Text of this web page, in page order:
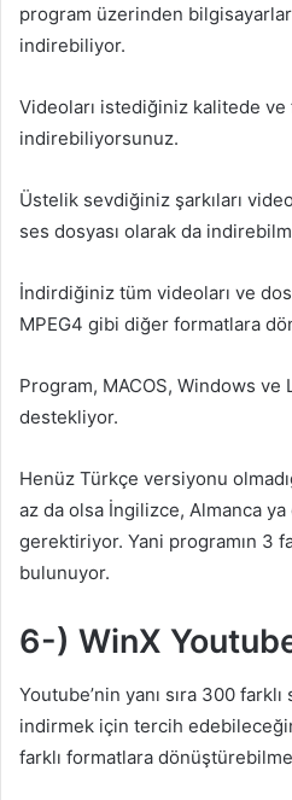
program üzerinden
indirebiliyor.
Videoları istediğiniz kalitede ve
indirebiliyorsunuz.
Üstelik sevdiğiniz şarkıları
ses dosyası olarak da
İndirdiğiniz tüm videoları ve
MPEG4 gibi diğer formatlara
Program, MACOS, Windows
destekliyor.
Henüz Türkçe versiyonu
az da olsa İngilizce, Almanca
gerektiriyor. Yani programın 3
bulunuyor.
6-) WinX
Youtube’nin yanı sıra 300
indirmek için tercih
farklı formatlara